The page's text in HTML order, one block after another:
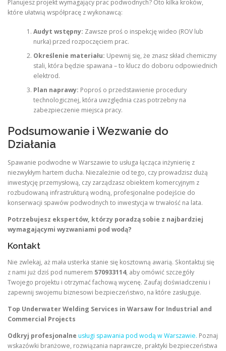
Planujesz projekt wymagający prac podwodnych? Oto kilka kroków,
które ułatwią współpracę z wykonawcą:
Audyt wstępny: Zawsze proś o inspekcję wideo (ROV lub
nurka) przed rozpoczęciem prac.
Określenie materiału: Upewnij się, że znasz skład chemiczny
stali, która będzie spawana – to klucz do doboru odpowiednich
elektrod.
Plan naprawy: Poproś o przedstawienie procedury
technologicznej, która uwzględnia czas potrzebny na
zabezpieczenie miejsca pracy.
Podsumowanie i Wezwanie do
Działania
Spawanie podwodne w Warszawie to usługa łącząca inżynierię z
niezwykłym hartem ducha. Niezależnie od tego, czy prowadzisz dużą
inwestycję przemysłową, czy zarządzasz obiektem komercyjnym z
rozbudowaną infrastrukturą wodną, profesjonalne podejście do
konserwacji spawów podwodnych to inwestycja w trwałość na lata.
Potrzebujesz ekspertów, którzy poradzą sobie z najbardziej
wymagającymi wyzwaniami pod wodą?
Kontakt
Nie zwlekaj, aż mała usterka stanie się kosztowną awarią. Skontaktuj się
z nami już dziś pod numerem 570933114, aby omówić szczegóły
Twojego projektu i otrzymać fachową wycenę. Zaufaj doświadczeniu i
zapewnij swojemu biznesowi bezpieczeństwo, na które zasługuje.
Top Underwater Welding Services in Warsaw for Industrial and
Commercial Projects
Odkryj profesjonalne usługi spawania pod wodą w Warszawie. Poznaj
wskazówki branżowe, rozwiązania naprawcze, praktyki bezpieczeństwa